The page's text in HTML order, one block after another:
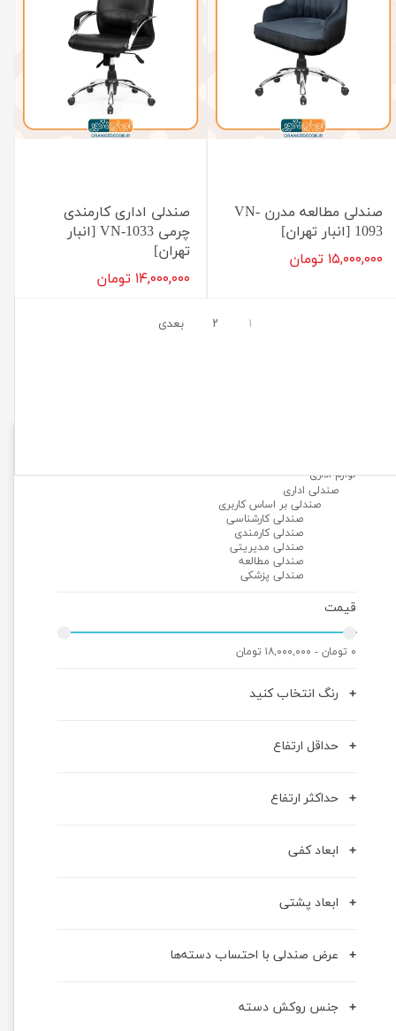
لوازم اداری
صندلی اداری
صندلی بر اساس کاربری
صندلی کارشناسی
صندلی کارمندی
صندلی مدیریتی
صندلی مطالعه
صندلی پزشکی
قیمت
۰ تومان - ۱۸,۰۰۰,۰۰۰ تومان
رنگ انتخاب کنید
حداقل ارتفاع
حداکثر ارتفاع
ابعاد کفی
ابعاد پشتی
عرض صندلی با احتساب دسته‌ها
جنس روکش دسته
صندلی مطالعه مدرن VN-
1093 [انبار تهران]
۱۵,۰۰۰,۰۰۰ تومان
صندلی اداری کارمندی
چرمی VN-1033 [انبار
تهران]
۱۴,۰۰۰,۰۰۰ تومان
۱ ۲ بعدی